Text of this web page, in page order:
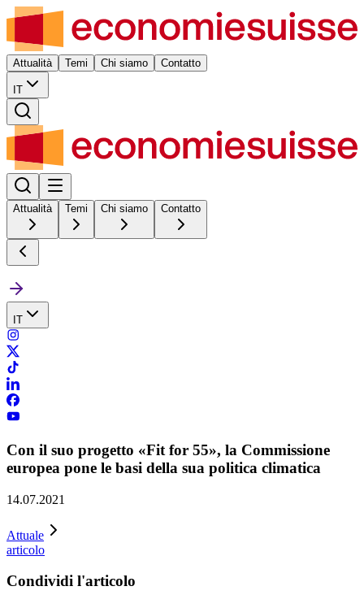
Attualità Temi Chi siamo Contatto
IT
Attualità Temi Chi siamo Contatto
IT
Con il suo progetto «Fit for 55», la Commissione
europea pone le basi della sua politica climatica
14.07.2021
Attuale
articolo
Condividi l'articolo